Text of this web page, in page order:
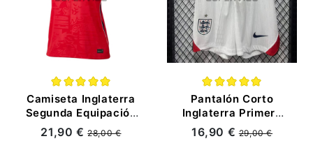
Camiseta Inglaterra
Segunda Equipación
Mundial 2026 Rojo
Mujer
21,90 €28,00 €
Pantalón Corto
Inglaterra Primera
Equipación Mundial
2026 Blanco
16,90 €29,00 €